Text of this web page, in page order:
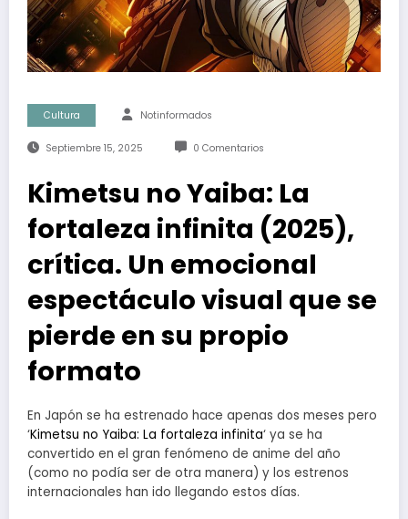
Cultura Notinformados
Septiembre 15, 2025 0 Comentarios
Kimetsu no Yaiba: La
fortaleza infinita (2025),
crítica. Un emocional
espectáculo visual que se
pierde en su propio
formato
En Japón se ha estrenado hace apenas dos meses pero
‘Kimetsu no Yaiba: La fortaleza infinita‘ ya se ha
convertido en el gran fenómeno de anime del año
(como no podía ser de otra manera) y los estrenos
internacionales han ido llegando estos días.